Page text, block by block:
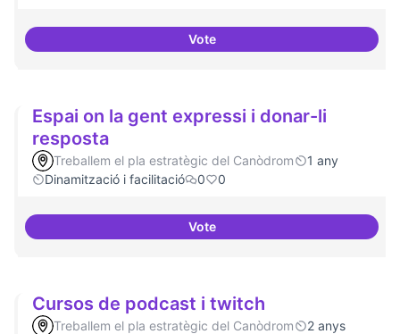
VoteProjectes de recerca
Espai on la gent expressi i donar-li
resposta
Treballem el pla estratègic del Canòdrom
1 any
Dinamització i facilitació
0 0
VoteEspai on la gent expressi i
Cursos de podcast i twitch
Treballem el pla estratègic del Canòdrom
2 anys